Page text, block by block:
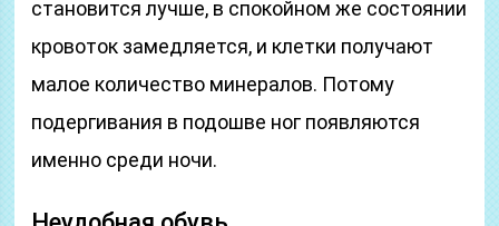
становится лучше, в спокойном же состоянии
кровоток замедляется, и клетки получают
малое количество минералов. Потому
подергивания в подошве ног появляются
именно среди ночи.